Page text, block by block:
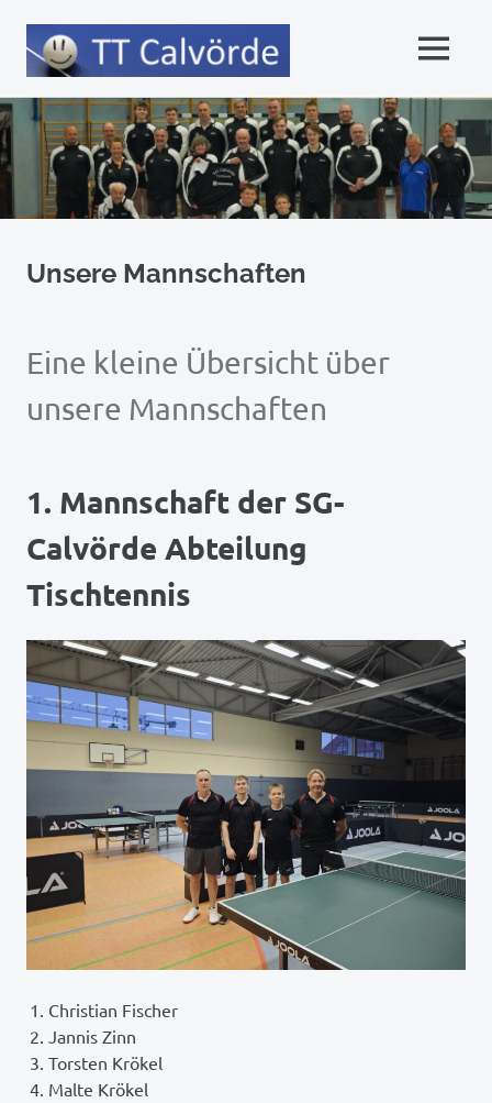
Zum
Inhalt
springen
Tischtennis
Verein
Calvörde
(Bördekreis,
Anhalt)
MENÜ
Unsere Mannschaften
Eine kleine Übersicht über
unsere Mannschaften
1. Mannschaft der SG-
Calvörde Abteilung
Tischtennis
Christian Fischer
Jannis Zinn
Torsten Krökel
Malte Krökel